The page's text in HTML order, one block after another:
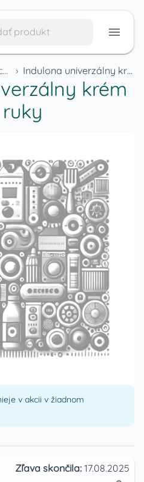
Kozmetika a hygienické potreby › Indulona univerzálny krém na ruky
krém
v akcii v žiadnom
Zľava skončila: 17.08.2025